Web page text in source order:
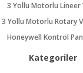
3 Yollu Motorlu Lineer
3 Yollu Motorlu Rotary
Honeywell Kontrol
Kategoriler